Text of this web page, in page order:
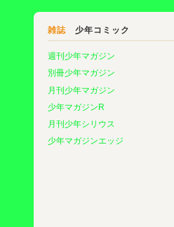
雑誌 少年コミック
週刊少年マガジン
別冊少年マガジン
月刊少年マガジン
少年マガジンR
月刊少年シリウス
少年マガジンエッジ